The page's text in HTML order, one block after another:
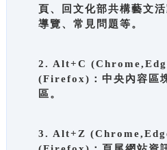
頁、回文化部共構藝文
導覽、常見問題等。
2. Alt+C
(Firefox)：中央內容區
區。
3. Alt+Z